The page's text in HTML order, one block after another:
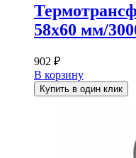
58х60 мм/
902 ₽
В корзину
Купить в один клик